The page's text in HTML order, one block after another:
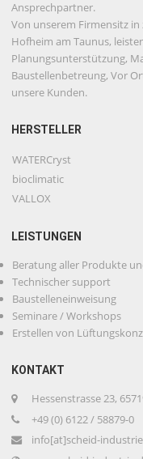
Ansprechpartner.
Von unserem Firmensitz
Hofheim am Taunus,
Planungsunterstützung,
Baustellenbetreung, Vor
unsere Kunden.
HERSTELLER
WATERCryst
bioclimatic
VALLOX
LEISTUNGEN
Beratung aller Produkte
Technischer support
Baustelleneinweisung
Seminare / Workshops
Erstellen von
KONTAKT
Hessenstrasse 23,
+49 (0) 6122 / 58879-0
info[at]scheid-